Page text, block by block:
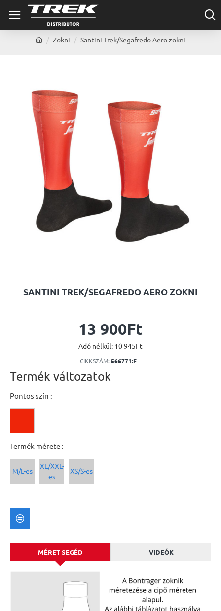
o
Zokni Santini Trek/Segafredo Aero zokni
SANTINI TREK/SEGAFREDO AERO ZOKNI
13 900Ft
Adó nélkül: 10 945Ft
CIKKSZÁM: 566771:F
Termék változatok
Pontos szín :
Termék mérete :
M/L-es
XL/XXL-
es
XS/S-es
MÉRET SEGÉD VIDEÓK